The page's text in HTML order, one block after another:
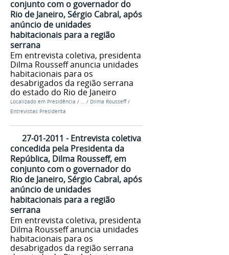
conjunto com o governador do
Rio de Janeiro, Sérgio Cabral, após
anúncio de unidades
habitacionais para a região
serrana
Em entrevista coletiva, presidenta
Dilma Rousseff anuncia unidades
habitacionais para os
desabrigados da região serrana
do estado do Rio de Janeiro
Localizado em Presidência / / Dilma Rousseff /
Entrevistas Presidenta
27-01-2011 - Entrevista coletiva
concedida pela Presidenta da
República, Dilma Rousseff, em
conjunto com o governador do
Rio de Janeiro, Sérgio Cabral, após
anúncio de unidades
habitacionais para a região
serrana
Em entrevista coletiva, presidenta
Dilma Rousseff anuncia unidades
habitacionais para os
desabrigados da região serrana